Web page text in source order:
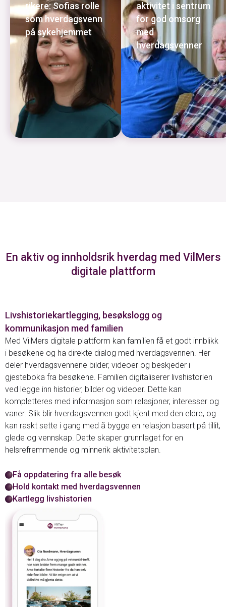
rikere: Sofias rolle
som hverdagsvenn
på sykehjemmet
aktivitet i sentrum
for god omsorg
med
hverdagsvenner
En aktiv og innholdsrik hverdag med VilMers
digitale plattform
Livshistoriekartlegging, besøkslogg og
kommunikasjon med familien
Med VilMers digitale plattform kan familien få et godt innblikk
i besøkene og ha direkte dialog med hverdagsvennen. Her
deler hverdagsvennene bilder, videoer og beskjeder i
gjesteboka fra besøkene. Familien digitaliserer livshistorien
ved legge inn historier, bilder og videoer. Dette kan
kompletteres med informasjon som relasjoner, interesser og
vaner. Slik blir hverdagsvennen godt kjent med den eldre, og
kan raskt sette i gang med å bygge en relasjon basert på tillit,
glede og vennskap. Dette skaper grunnlaget for en
helsrefremmende og minnerik aktivitetsplan.
Få oppdatering fra alle besøk
Hold kontakt med hverdagsvennen
Kartlegg livshistorien